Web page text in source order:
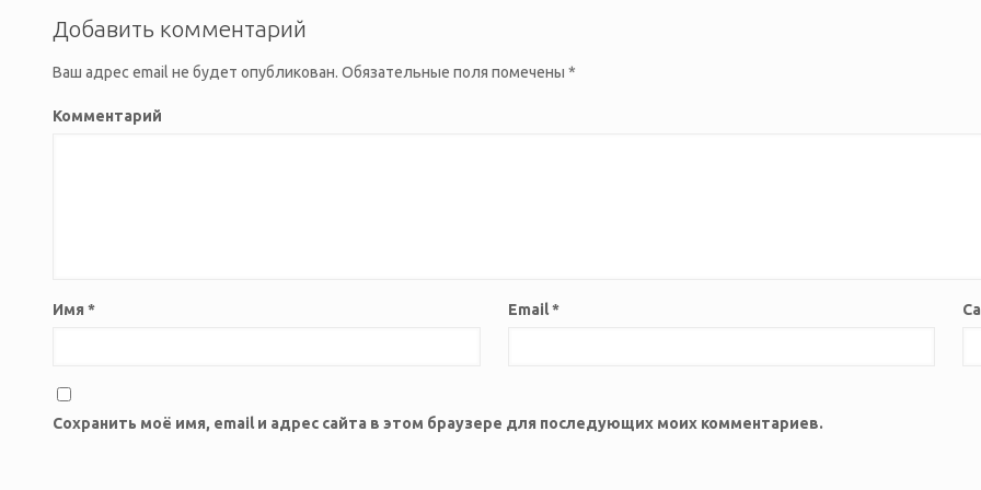
Добавить комментарий
Ваш адрес email не будет опубликован. Обязательные поля помечены*
Комментарий
Имя* Email*
Сохранить моё имя, email и адрес сайта в этом браузере для последующих моих комментариев.